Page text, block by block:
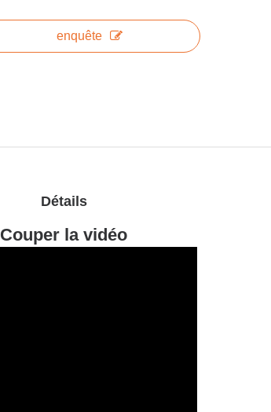
enquête
Détails
Couper la vidéo